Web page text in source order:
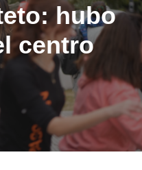
hubo
centro